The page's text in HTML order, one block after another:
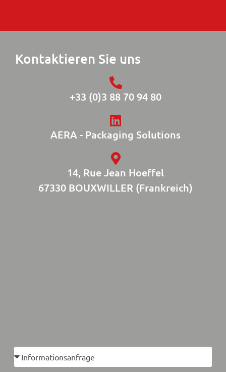
Kontaktieren Sie uns
+33 (0)3 88 70 94 80
AERA - Packaging Solutions
14, Rue Jean Hoeffel
67330 BOUXWILLER (Frankreich)